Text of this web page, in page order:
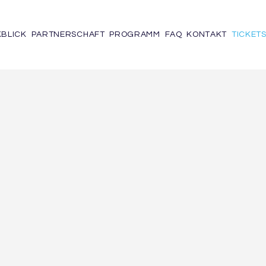
PARTNERSCHAFT PROGRAMM FAQ KONTAKT TICKETS